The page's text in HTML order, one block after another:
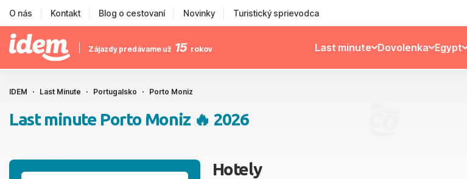
O nás Kontakt Blog o cestovaní Novinky Turistický sprievodca
Zájazdy predávame už 15 rokov Last minute Dovolenka Egypt
IDEM Last Minute Portugalsko Porto Moniz
Last minute Porto Moniz 🔥 2026
Hotely